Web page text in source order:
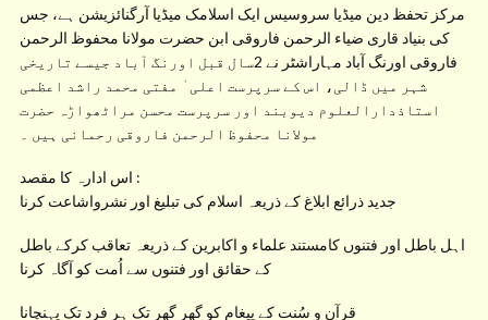
مرکز تحفظ دین میڈیا سروسیس ایک اسلامک میڈیا آرگنائزیشن ہے، جس
کی بنیاد قاری ضیاء الرحمن فاروقی ابن حضرت مولانا محفوظ الرحمن
فاروقی اورنگ آباد مہاراشٹر نے 2سال قبل اورنگ آباد جیسے تاریخی
شہر میں ڈالی، اس کے سرپرست اعلی ٰ مفتی محمد راشد اعظمی
استاذدارالعلوم دیوبند اور سرپرست محسن مراٹھواڑہ حضرت
مولانا محفوظ الرحمن فاروقی رحمانی ہیں ۔
اس ادارہ کا مقصد :
جدید ذرائع ابلاغ کے ذریعہ اسلام کی تبلیغ اور نشرواشاعت کرنا
اہل باطل اور فتنوں کامستند علماء و اکابرین کے ذریعہ تعاقب کرکے باطل
کے حقائق اور فتنوں سے اُمت کو آگاہ کرنا
قرآن و سُنت کے پیغام کو گھر گھر تک ہر فرد تک پہنچانا